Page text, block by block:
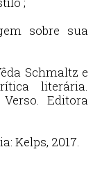
sobre sua
Schmaltz e
literária.
Editora
Kelps, 2017.